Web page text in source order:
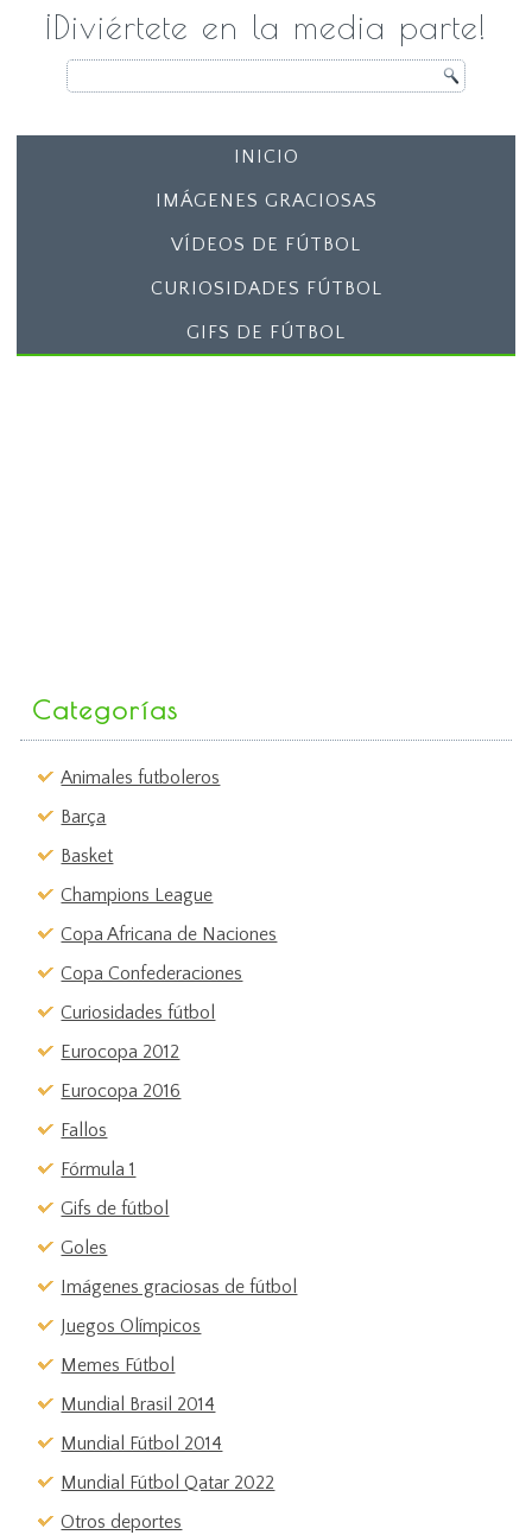
¡Diviértete en la media parte!
INICIO
IMÁGENES GRACIOSAS
VÍDEOS DE FÚTBOL
CURIOSIDADES FÚTBOL
GIFS DE FÚTBOL
Categorías
Animales futboleros
Barça
Basket
Champions League
Copa Africana de Naciones
Copa Confederaciones
Curiosidades fútbol
Eurocopa 2012
Eurocopa 2016
Fallos
Fórmula 1
Gifs de fútbol
Goles
Imágenes graciosas de fútbol
Juegos Olímpicos
Memes Fútbol
Mundial Brasil 2014
Mundial Fútbol 2014
Mundial Fútbol Qatar 2022
Otros deportes